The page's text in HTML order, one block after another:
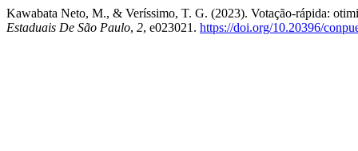
Kawabata Neto, M., & Veríssimo, T. G. (2023). Votação-rápida:
Estaduais De São Paulo, 2, e023021. https://doi.org/10.20396/